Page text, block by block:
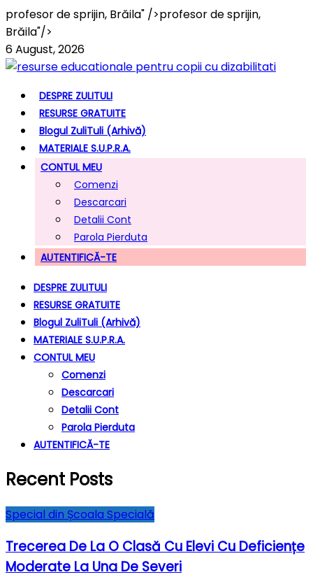
profesor de sprijin, Brăila" />profesor de sprijin,
Brăila"/>
6 August, 2026
DESPRE ZULITULI
RESURSE GRATUITE
Blogul ZuliTuli (arhivă)
MATERIALE S.U.P.R.A.
CONTUL MEU
Comenzi
Descarcari
Detalii Cont
Parola Pierduta
AUTENTIFICĂ-TE
DESPRE ZULITULI
RESURSE GRATUITE
Blogul ZuliTuli (arhivă)
MATERIALE S.U.P.R.A.
CONTUL MEU
Comenzi
Descarcari
Detalii Cont
Parola Pierduta
AUTENTIFICĂ-TE
Recent Posts
Special din Școala Specială
Trecerea De La O Clasă Cu Elevi Cu Deficiențe
Moderate La Una De Severi